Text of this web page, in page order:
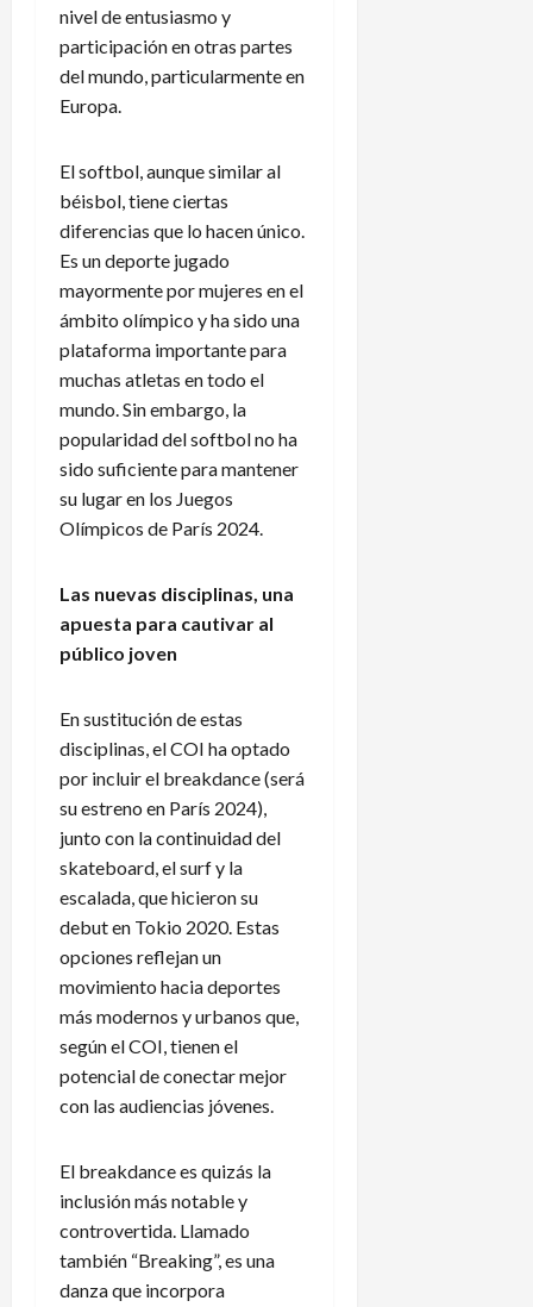
nivel de entusiasmo y
participación en otras partes
del mundo, particularmente en
Europa.
El softbol, aunque similar al
béisbol, tiene ciertas
diferencias que lo hacen único.
Es un deporte jugado
mayormente por mujeres en el
ámbito olímpico y ha sido una
plataforma importante para
muchas atletas en todo el
mundo. Sin embargo, la
popularidad del softbol no ha
sido suficiente para mantener
su lugar en los Juegos
Olímpicos de París 2024.
Las nuevas disciplinas, una
apuesta para cautivar al
público joven
En sustitución de estas
disciplinas, el COI ha optado
por incluir el breakdance (será
su estreno en París 2024),
junto con la continuidad del
skateboard, el surf y la
escalada, que hicieron su
debut en Tokio 2020. Estas
opciones reflejan un
movimiento hacia deportes
más modernos y urbanos que,
según el COI, tienen el
potencial de conectar mejor
con las audiencias jóvenes.
El breakdance es quizás la
inclusión más notable y
controvertida. Llamado
también “Breaking”, es una
danza que incorpora